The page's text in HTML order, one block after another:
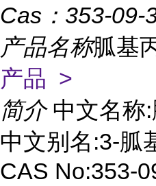
Cas： 353-09-
产品名称胍基
产品 >
简介 中文名称
中文别名:3-胍
CAS No:353-